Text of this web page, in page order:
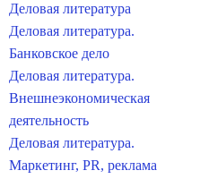
Деловая литература
Деловая литература.
Банковское дело
Деловая литература.
Внешнеэкономическая
деятельность
Деловая литература.
Маркетинг, PR, реклама